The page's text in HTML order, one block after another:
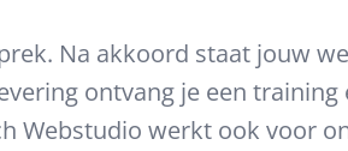
Na akkoord staat jouw
ontvang je een training
Webstudio werkt ook voor